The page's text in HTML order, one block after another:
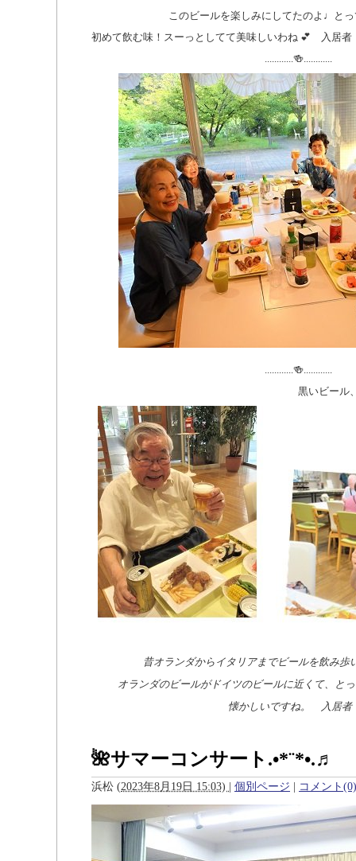
このビールを楽しみにしてたのよ♩と
初めて飲む味！スーっとしてて美味しいわね 💕 入居
............🍻............
............🍻............
黒いビール、美味しいで
昔オランダからイタリアまでビールを飲み歩
オランダのビールがドイツのビールに近くて、と
懐かしいですね。 入居
🌺サマーコンサート.•*¨*•.♬
浜松 (2023年8月19日 15:03) | 個別ページ | コメント(0)